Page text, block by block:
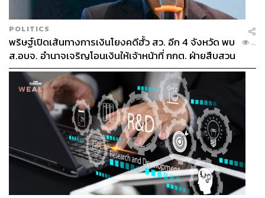
POLITICS
พริษฐ์เปิดเส้นทางการเงินโยงคดีฮั้ว สว. อีก 4 จังหวัด พบ
ส.อบจ. อำนาจเจริญโอนเงินให้เจ้าหน้าที่ กกต. ฝ่ายสืบสวน
...